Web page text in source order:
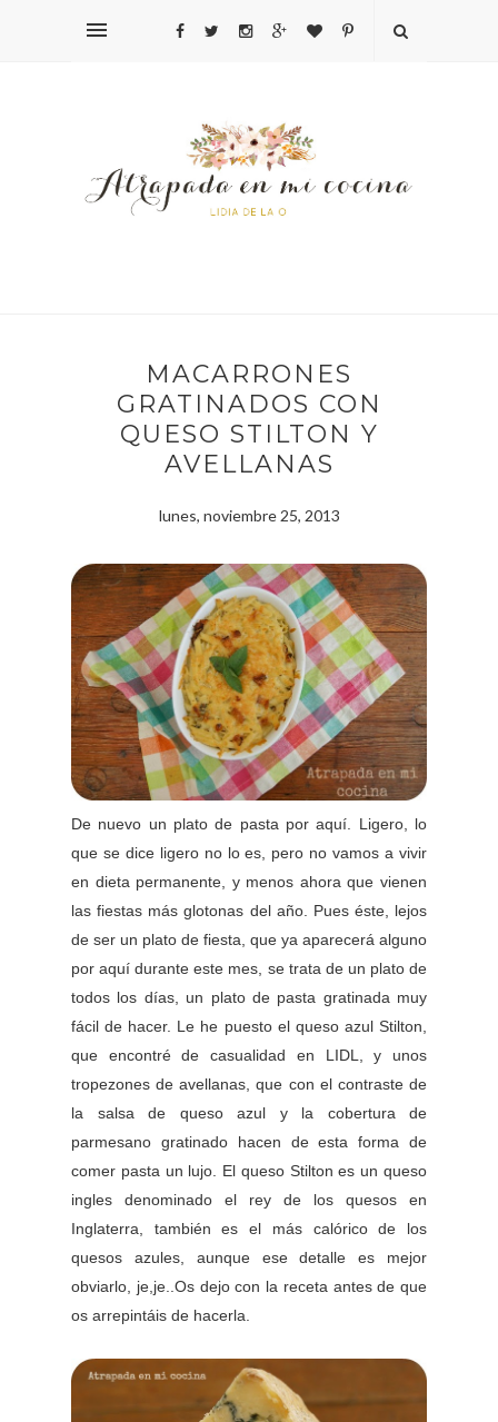
MACARRONES
GRATINADOS CON
QUESO STILTON Y
AVELLANAS
lunes, noviembre 25, 2013
De nuevo un plato de pasta por aquí. Ligero, lo
que se dice ligero no lo es, pero no vamos a vivir
en dieta permanente, y menos ahora que vienen
las fiestas más glotonas del año. Pues éste, lejos
de ser un plato de fiesta, que ya aparecerá alguno
por aquí durante este mes, se trata de un plato de
todos los días, un plato de pasta gratinada muy
fácil de hacer. Le he puesto el queso azul Stilton,
que encontré de casualidad en LIDL, y unos
tropezones de avellanas, que con el contraste de
la salsa de queso azul y la cobertura de
parmesano gratinado hacen de esta forma de
comer pasta un lujo. El queso Stilton es un queso
ingles denominado el rey de los quesos en
Inglaterra, también es el más calórico de los
quesos azules, aunque ese detalle es mejor
obviarlo, je,je..Os dejo con la receta antes de que
os arrepintáis de hacerla.